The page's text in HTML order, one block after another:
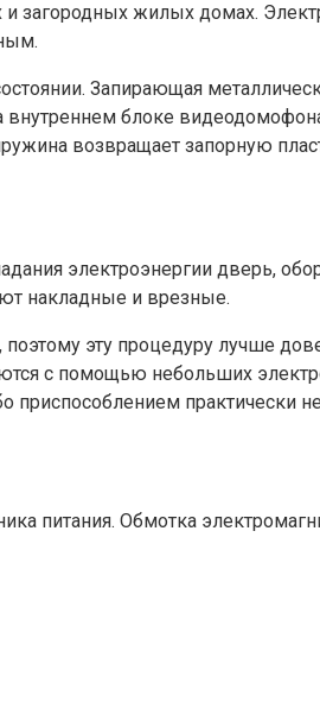
и загородных жилых домах.
Запирающая
внутреннем блоке
возвращает запорную
электроэнергии дверь,
накладные и врезные.
эту процедуру лучше
с помощью небольших
приспособлением практически
питания. Обмотка